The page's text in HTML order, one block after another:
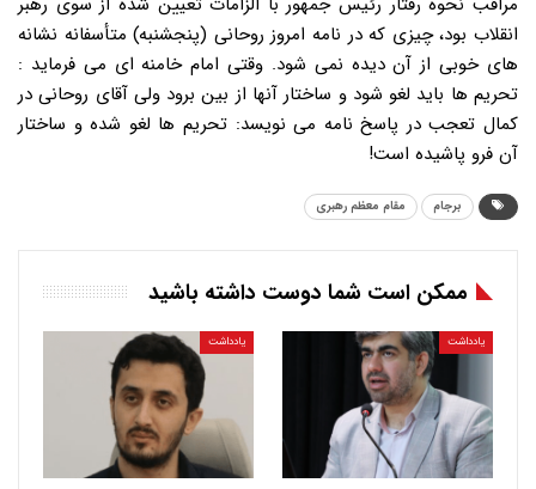
برجام مقام معظم رهبری
ممکن است شما دوست داشته باشید
یادداشت یادداشت